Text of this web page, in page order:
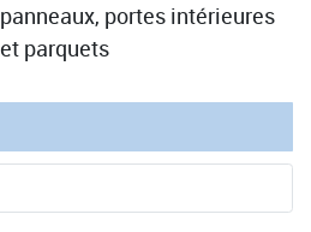
panneaux, portes intérieures
et parquets